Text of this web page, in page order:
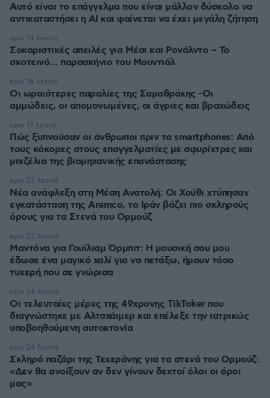
Αυτό είναι το επάγγελμα που είναι μάλλον δύσκολο να
αντικαταστήσει η AI και φαίνεται να έχει μεγάλη ζήτηση
Σοκαριστικές απειλές για Μέσι και Ρονάλντο – Το
σκοτεινό… παρασκήνιο του Μουντιάλ
πριν 14 λεπτά
Οι ωραιότερες παραλίες της Σαμοθράκης -Οι
αμμώδεις, οι απομονωμένες, οι άγριες και βραχώδεις
πριν 16 λεπτά
Πώς ξυπνούσαν οι άνθρωποι πριν τα smartphones: Από
τους κόκορες στους επαγγελματίες με σφυρίχτρες και
μπιζέλια της βιομηχανικής επανάστασης
πριν 17 λεπτά
Νέα ανάφλεξη στη Μέση Ανατολή: Οι Χούθι χτύπησαν
εγκατάσταση της Aramco, το Ιράν βάζει πιο σκληρούς
όρους για τα Στενά του Ορμούζ
πριν 22 λεπτά
Μαντόνα για Γουίλιαμ Όρμπιτ: Η μουσική σου μου
έδωσε ένα μαγικό χαλί για να πετάξω, ήμουν τόσο
τυχερή που σε γνώρισα
πριν 23 λεπτά
Οι τελευταίες μέρες της 49χρονης TikToker που
διαγνώστηκε με Αλτσχάιμερ και επέλεξε την ιατρικώς
υποβοηθούμενη αυτοκτονία
πριν 24 λεπτά
Σκληρό παζάρι της Τεχεράνης για τα στενά του Ορμούζ:
«Δεν θα ανοίξουν αν δεν γίνουν δεκτοί όλοι οι όροι
μας»
πριν 24 λεπτά